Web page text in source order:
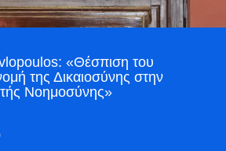
«Θέσπιση του
της Δικαιοσύνης στην
Νοημοσύνης»